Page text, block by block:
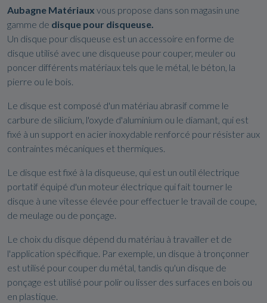
Aubagne Matériaux vous propose dans son magasin une
gamme de disque pour disqueuse.
Un disque pour disqueuse est un accessoire en forme de
disque utilisé avec une disqueuse pour couper, meuler ou
poncer différents matériaux tels que le métal, le béton, la
pierre ou le bois.
Le disque est composé d'un matériau abrasif comme le
carbure de silicium, l'oxyde d'aluminium ou le diamant, qui est
fixé à un support en acier inoxydable renforcé pour résister aux
contraintes mécaniques et thermiques.
Le disque est fixé à la disqueuse, qui est un outil électrique
portatif équipé d'un moteur électrique qui fait tourner le
disque à une vitesse élevée pour effectuer le travail de coupe,
de meulage ou de ponçage.
Le choix du disque dépend du matériau à travailler et de
l'application spécifique. Par exemple, un disque à tronçonner
est utilisé pour couper du métal, tandis qu'un disque de
ponçage est utilisé pour polir ou lisser des surfaces en bois ou
en plastique.